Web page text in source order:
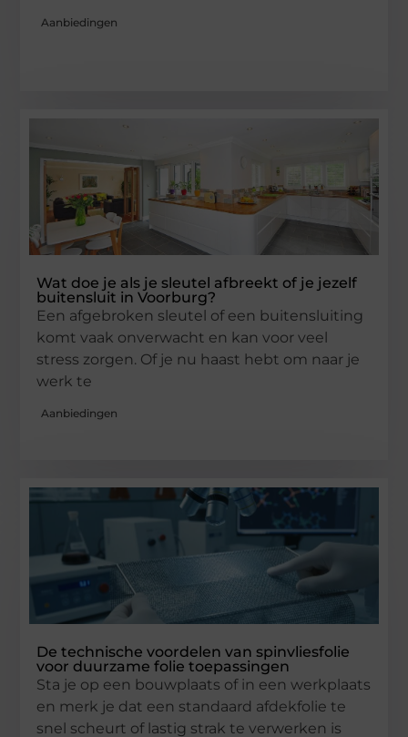
Aanbiedingen
Wat doe je als je sleutel afbreekt of je jezelf
buitensluit in Voorburg?
Een afgebroken sleutel of een buitensluiting
komt vaak onverwacht en kan voor veel
stress zorgen. Of je nu haast hebt om naar je
werk te
Aanbiedingen
De technische voordelen van spinvliesfolie
voor duurzame folie toepassingen
Sta je op een bouwplaats of in een werkplaats
en merk je dat een standaard afdekfolie te
snel scheurt of lastig strak te verwerken is